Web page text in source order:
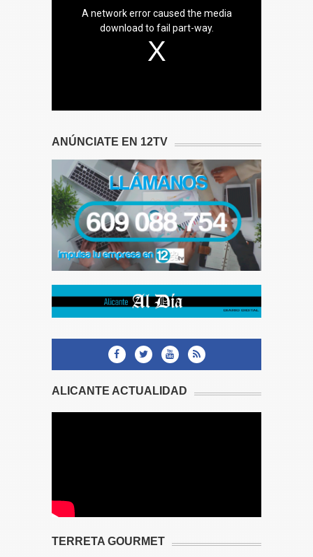
A network error caused the media
download to fail part-way.
ANÚNCIATE EN 12TV
ALICANTE ACTUALIDAD
TERRETA GOURMET